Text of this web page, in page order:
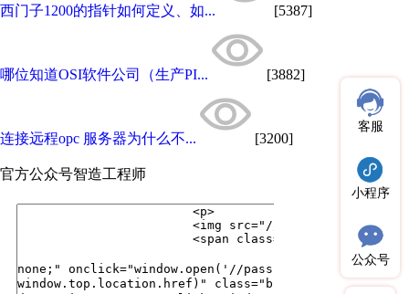
西门子1200的指针如何定义、如... [5387]
哪位知道OSI软件公司（生产PI... [3882]
连接远程opc 服务器为什么不... [3200]
官方公众号智造工程师
客服
小程序
公众号